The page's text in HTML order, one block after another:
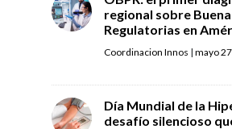
regional sobre
Regulatorias en
Coordinacion Innos | mayo
Día Mundial de la
desafío silencioso